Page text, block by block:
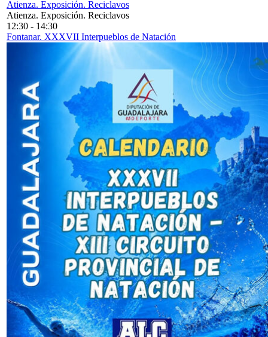
Atienza. Exposición. Reciclavos
Atienza. Exposición. Reciclavos
12:30 - 14:30
Fontanar. XXXVII Interpueblos de Natación